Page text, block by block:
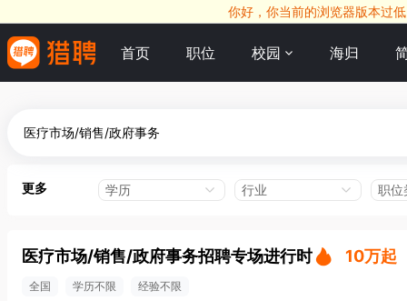
你好，你当前的浏览器版本过
首页 职位 校园 海归
更多 学历 行业 职位
医疗市场/销售/政府事务招聘专场进行时 10万起
全国 学历不限 经验不限